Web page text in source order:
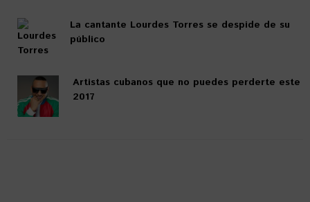
La cantante Lourdes Torres se despide de su
público
Artistas cubanos que no puedes perderte este
2017